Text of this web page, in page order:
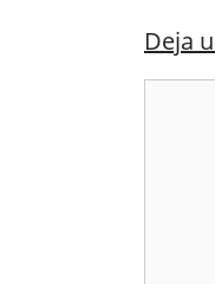
Deja